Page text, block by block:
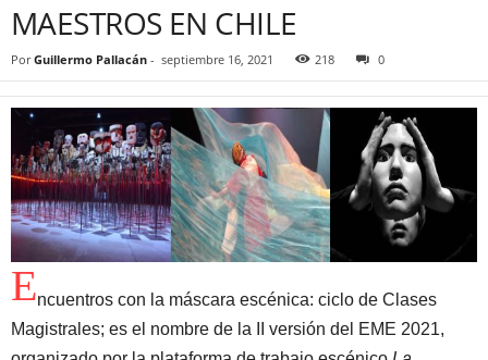
MAESTROS EN CHILE
Por Guillermo Pallacán - septiembre 16, 2021 218 0
Encuentros con la máscara escénica: ciclo de Clases
Magistrales; es el nombre de la II versión del EME 2021,